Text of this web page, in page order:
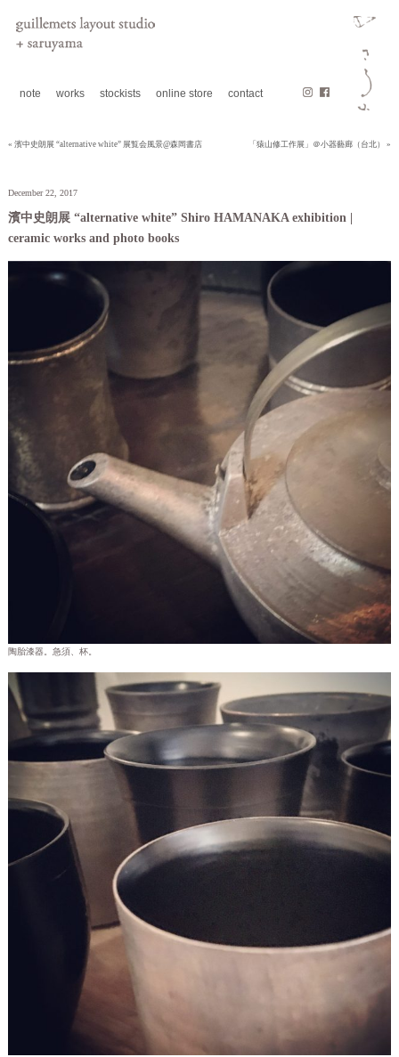
note works stockists online store contact
« 濱中史朗展 “alternative white” 展覧会風景@森岡書店 「猿山修工作展」＠小器藝廊（台北） »
December 22, 2017
濱中史朗展 “alternative white” Shiro HAMANAKA exhibition |
ceramic works and photo books
陶胎漆器。急須、杯。